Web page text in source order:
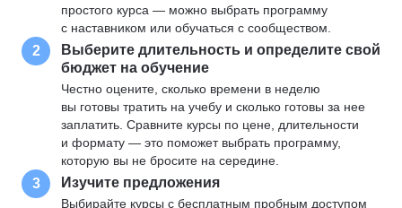
простого курса — можно выбрать программу
с наставником или обучаться с сообществом.
2
Выберите длительность и определите свой
бюджет на обучение
Честно оцените, сколько времени в неделю
вы готовы тратить на учебу и сколько готовы за нее
заплатить. Сравните курсы по цене, длительности
и формату — это поможет выбрать программу,
которую вы не бросите на середине.
3 Изучите предложения
Выбирайте курсы с бесплатным пробным доступом